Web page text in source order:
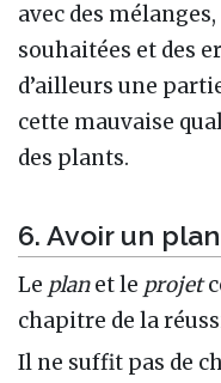
avec des
souhaitées et des
d’ailleurs une
cette mauvaise
des plants.
6. Avoir un
Le planet le projet
chapitre de la
Il ne suffit pas de